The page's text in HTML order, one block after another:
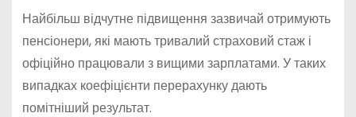
Найбільш відчутне підвищення зазвичай отримують
пенсіонери, які мають тривалий страховий стаж і
офіційно працювали з вищими зарплатами. У таких
випадках коефіцієнти перерахунку дають
помітніший результат.